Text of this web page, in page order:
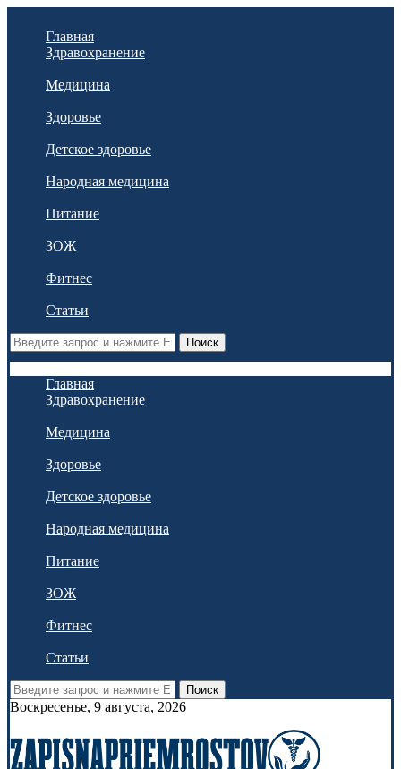
Главная
Здравохранение
Медицина
Здоровье
Детское здоровье
Народная медицина
Питание
ЗОЖ
Фитнес
Статьи
Поиск
Главная
Здравохранение
Медицина
Здоровье
Детское здоровье
Народная медицина
Питание
ЗОЖ
Фитнес
Статьи
Поиск
Воскресенье, 9 августа, 2026